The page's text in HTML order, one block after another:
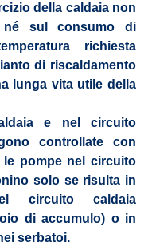
della caldaia non
né sul consumo di
richiesta
di riscaldamento
lunga vita utile della
e nel circuito
controllate con
pompe nel circuito
solo se risulta in
circuito caldaia
di accumulo) o in
serbatoi.